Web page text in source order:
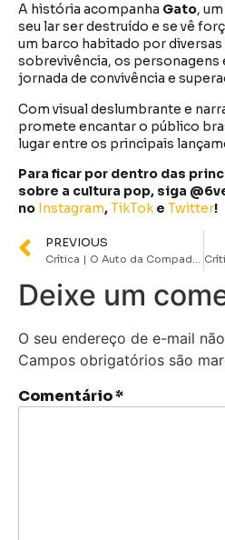
A história acompanha Gato,
seu lar ser destruído e se vê
um barco habitado por
sobrevivência, os personagens
jornada de convivência e
Com visual deslumbrante e
promete encantar o público
lugar entre os principais
Para ficar por dentro das
sobre a cultura pop, siga
no Instagram,TikToke Twitter!
PREVIOUS
Crítica | O Auto da Compadecida 2 passa longe do brilhantismo do original, entregando uma experiência mediana
Deixe um
O seu endereço de e-mail
Campos obrigatórios são
Comentário*